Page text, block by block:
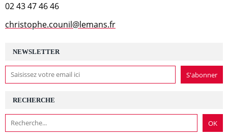
NEWSLETTER
RECHERCHE
02 43 47 46 46
christophe.counil@lemans.fr